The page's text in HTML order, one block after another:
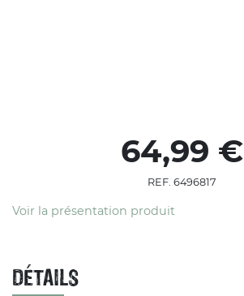
Voir la présentation produit
64,99 €
REF. 6496817
DÉTAILS